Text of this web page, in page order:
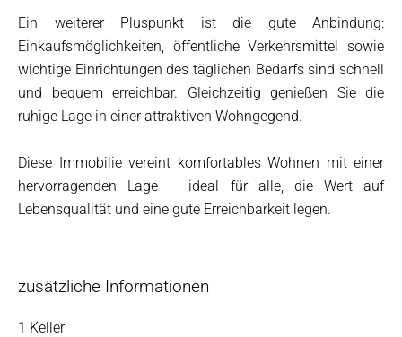
Ein weiterer Pluspunkt ist die gute Anbindung:
Einkaufsmöglichkeiten, öffentliche Verkehrsmittel sowie
wichtige Einrichtungen des täglichen Bedarfs sind schnell
und bequem erreichbar. Gleichzeitig genießen Sie die
ruhige Lage in einer attraktiven Wohngegend.
Diese Immobilie vereint komfortables Wohnen mit einer
hervorragenden Lage – ideal für alle, die Wert auf
Lebensqualität und eine gute Erreichbarkeit legen.
zusätzliche Informationen
1 Keller